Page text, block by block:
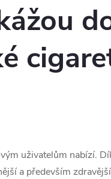
uživatelům nabízí.
a především